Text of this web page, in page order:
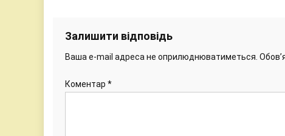
Залишити відповідь
Ваша e-mail адреса не оприлюднюватиметься.
Коментар *